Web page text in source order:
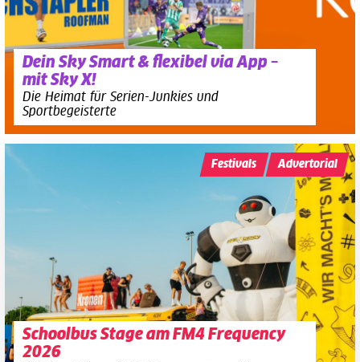
Dein Sky Smart & flexibel via App –
mit Sky X!
Die Heimat für Serien-Junkies und
Sportbegeisterte
Schoolbus Stage am FM4 Frequency
2026
Festivals Advertorial